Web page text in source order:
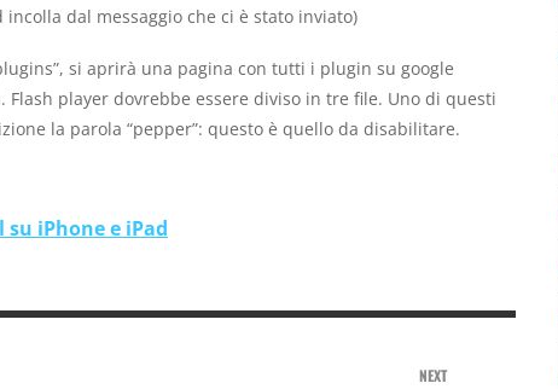
dal messaggio che ci è stato inviato)
si aprirà una pagina con tutti i plugin su google
Flash player dovrebbe essere diviso in tre file. Uno di questi
la parola “pepper”: questo è quello da disabilitare.
iPhone e iPad
NEXT